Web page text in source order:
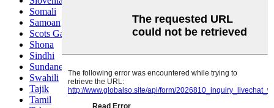
Somali
Samoan
Scots Gaelic
Shona
Sindhi
Sundanese
Swahili
Tajik
Tamil